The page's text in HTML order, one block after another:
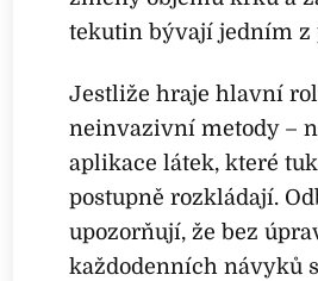
tekutin bývají jedním z
Jestliže hraje hlavní
neinvazivní metody –
aplikace látek, které
postupně rozkládají.
upozorňují, že bez
každodenních návyků